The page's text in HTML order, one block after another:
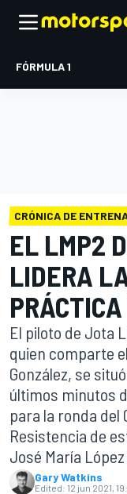
FÓRMULA 1
CRÓNICA DE
EL LMP2
LIDERA
El piloto de Jota
quien comparte
González, se
últimos minutos
para la ronda del
Resistencia de
José María
Gary Watkins
Edited: 12 jun 2021,